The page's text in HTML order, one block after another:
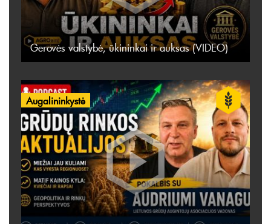
Gerovės valstybė, ūkininkai ir auksas (VIDEO)
Augalininkystė